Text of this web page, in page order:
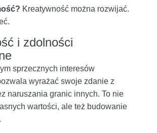
Kreatywność można rozwijać.
i zdolności
sprzecznych interesów
wyrażać swoje zdanie z
naruszania granic innych. To nie
wartości, ale też budowanie